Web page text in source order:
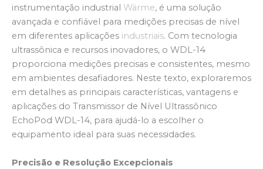
instrumentação industrial Wärme, é uma solução
avançada e confiável para medições precisas de nível
em diferentes aplicações industriais. Com tecnologia
ultrassônica e recursos inovadores, o WDL-14
proporciona medições precisas e consistentes, mesmo
em ambientes desafiadores. Neste texto, exploraremos
em detalhes as principais características, vantagens e
aplicações do Transmissor de Nível Ultrassônico
EchoPod WDL-14, para ajudá-lo a escolher o
equipamento ideal para suas necessidades.
Precisão e Resolução Excepcionais